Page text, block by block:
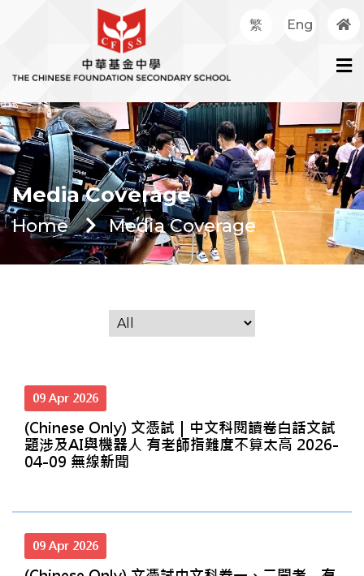
繁 Eng
Media Coverage
Home Media Coverage
09 Apr 2026
(Chinese Only) 文憑試｜中文科閱讀卷白話文試
題涉及AI與機器人 有老師指難度不算太高 2026-
04-09 無線新聞
09 Apr 2026